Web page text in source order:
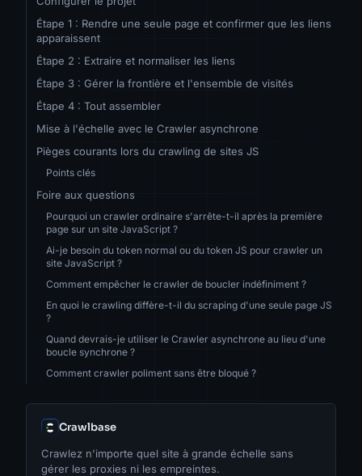
Étape 1 : Rendre une seule page et confirmer que les liens
apparaissent
Étape 2 : Extraire et normaliser les liens
Étape 3 : Gérer la frontière et l'ensemble de visités
Étape 4 : Tout assembler
Mise à l'échelle avec le Crawler asynchrone
Pièges courants lors du crawling de sites JS
Points clés
Foire aux questions
Pourquoi un crawler ordinaire s'arrête-t-il après la première
page sur un site JavaScript ?
Ai-je besoin du token normal ou du token JS pour crawler un
site JavaScript ?
Comment empêcher le crawler de boucler indéfiniment ?
En quoi le crawling diffère-t-il du scraping d'une seule page JS
?
Quand devrais-je utiliser le Crawler asynchrone au lieu d'une
boucle synchrone ?
Comment crawler poliment sans être bloqué ?
Crawlbase
Crawlez n'importe quel site à grande échelle sans
gérer les proxies ni les empreintes.